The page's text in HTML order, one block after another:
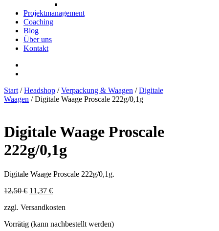
Projektmanagement
Coaching
Blog
Über uns
Kontakt
Start /Headshop /Verpackung & Waagen /Digitale
Waagen / Digitale Waage Proscale 222g/0,1g
Digitale Waage Proscale
222g/0,1g
Digitale Waage Proscale 222g/0,1g.
12,50€ Ursprünglicher
war:
11,37 €Aktueller
ist:
zzgl. Versandkosten
Vorrätig (kann nachbestellt werden)